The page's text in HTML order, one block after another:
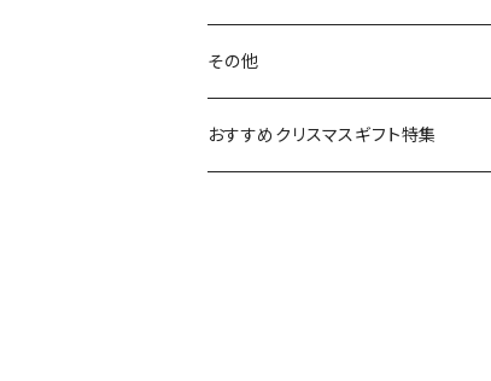
ガラスウェア
カトラリー
ピーターラビット
ポケットモンスター
LAURA ASHLEY(ローラ アシュレイ)
Finlayson(フィンレイソン)
Cecera(セセラ)
CELEC(セレック)
さざなみ
吉祥
その他
リサイクル食器
おすすめクリスマスギフト特集